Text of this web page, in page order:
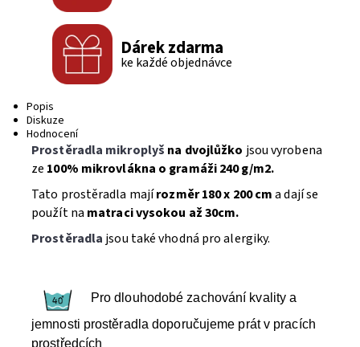
Dárek zdarma
ke každé objednávce
Popis
Diskuze
Hodnocení
Prostěradla mikroplyš na dvojlůžko jsou vyrobena
ze 100% mikrovlákna o gramáži 240 g/m2.
Tato prostěradla majírozměr 180 x 200 cma dají se
použít na matraci vysokou až 30cm.
Prostěradla jsou také vhodná pro alergiky.
Pro dlouhodobé zachování kvality a
jemnosti prostěradla doporučujeme prát v pracích
prostředcích